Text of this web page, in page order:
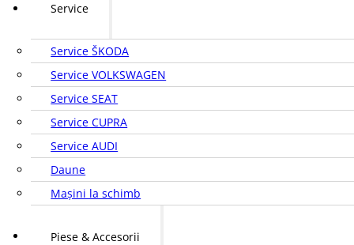
Service
Service ŠKODA
Service VOLKSWAGEN
Service SEAT
Service CUPRA
Service AUDI
Daune
Mașini la schimb
Piese & Accesorii